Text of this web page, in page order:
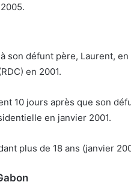
son défunt père, Laurent,
en 2001.
10 jours après que son
en janvier 2001.
plus de 18 ans (janvier